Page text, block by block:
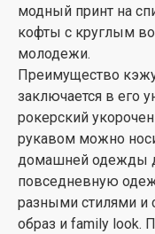
модный принт на
кофты с круглым
молодежи.
Преимущество
заключается в его
рокерский
рукавом можно
домашней одежды
повседневную
разными стилями и
образ и family look.